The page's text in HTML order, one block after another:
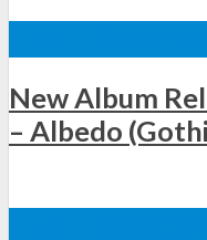
New Album
– Albedo